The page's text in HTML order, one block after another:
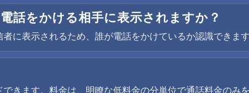
話をかける相手に表示されますか？
に表示されるため、誰が電話をかけているか認識できます
きます。料金は、明瞭な低料金の分単位で通話料金のみ